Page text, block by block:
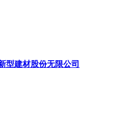
型建材股份无限公司